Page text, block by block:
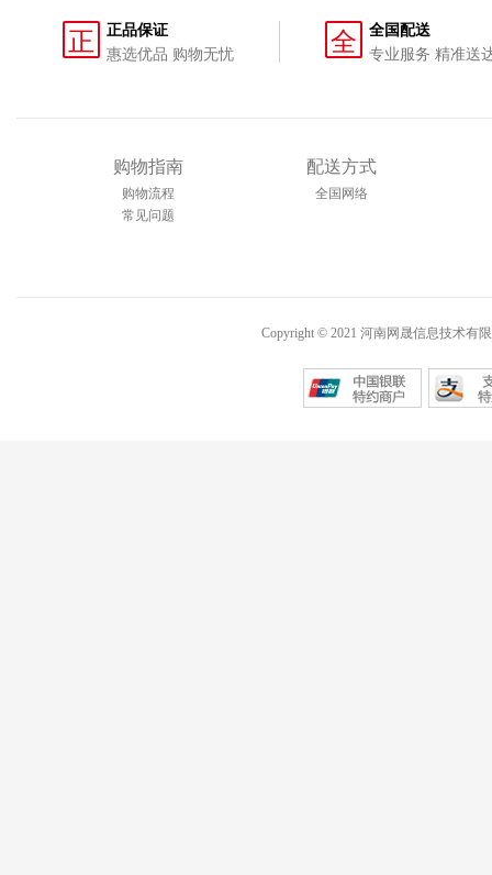
正
正品保证
惠选优品 购物无忧
全
全国配送
专业服务 精准送
购物指南
购物流程
常见问题
配送方式
全国网络
Copyright © 2021 河南网晟信息技术有